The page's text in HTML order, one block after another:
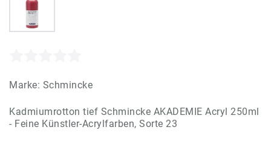
Marke: Schmincke
Kadmiumrotton tief Schmincke AKADEMIE Acryl 250ml
- Feine Künstler-Acrylfarben, Sorte 23